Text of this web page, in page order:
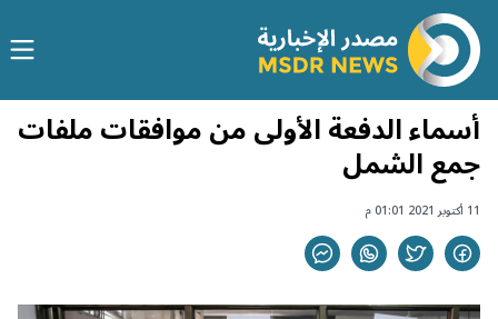
أسماء الدفعة الأولى من موافقات ملفات
جمع الشمل
11 أكتوبر 2021 01:01 م